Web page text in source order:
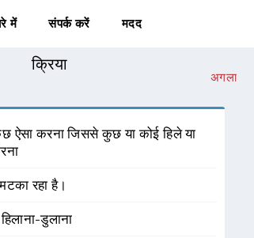
में संपर्क करें मदद
क्रिया
अगला
ऐसा करना जिससे कुछ या कोई हिले या
रहा है।
हिलाना-डुलाना